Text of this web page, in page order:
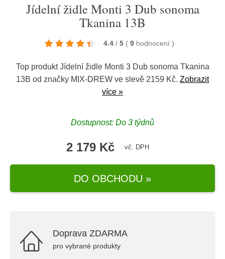
Jídelní židle Monti 3 Dub sonoma
Tkanina 13B
4.4 / 5 ( 9 hodnocení )
Top produkt Jídelní židle Monti 3 Dub sonoma Tkanina
13B od značky MIX-DREW ve slevě 2159 Kč. Zobrazit
více »
Dostupnost: Do 3 týdnů
2 179 Kč vč. DPH
DO OBCHODU »
Doprava ZDARMA
pro vybrané produkty